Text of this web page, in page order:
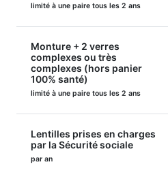
limité à une paire tous les 2 ans
Monture + 2 verres
complexes ou très
complexes (hors panier
100% santé)
limité à une paire tous les 2 ans
Lentilles prises en charges
par la Sécurité sociale
par an